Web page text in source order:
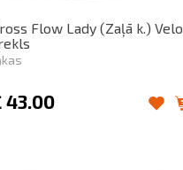
Flow Lady (Zaļā k.) Velo
43.00